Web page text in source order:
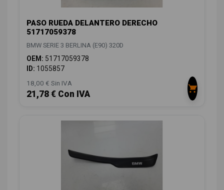
PASO RUEDA DELANTERO DERECHO
51717059378
BMW SERIE 3 BERLINA (E90) 320D
OEM: 51717059378
ID: 1055857
18,00 € Sin IVA
21,78 € Con IVA